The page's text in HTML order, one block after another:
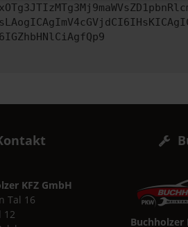
KFZ GmbH
Tal 16
12
Buchholzer